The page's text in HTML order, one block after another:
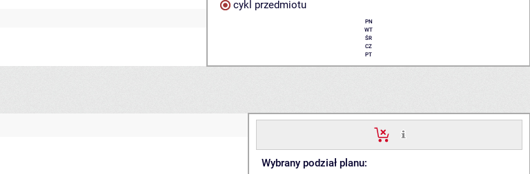
cykl przedmiotu
PN
WT
ŚR
CZ
PT
Wybrany podział planu: